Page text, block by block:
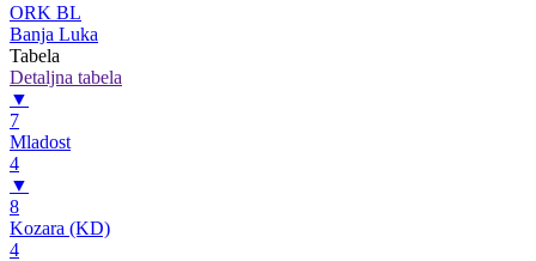
ORK BL
Banja Luka
Tabela
Detaljna tabela
▼
7
Mladost
4
▼
8
Kozara (KD)
4